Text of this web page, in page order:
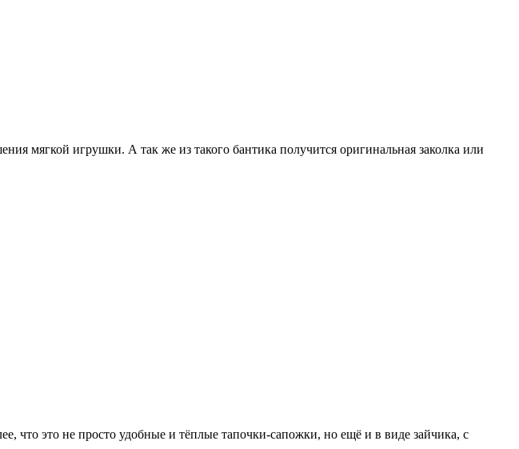
мягкой игрушки. А так же из такого бантика получится оригинальная заколка или
это не просто удобные и тёплые тапочки-сапожки, но ещё и в виде зайчика, с